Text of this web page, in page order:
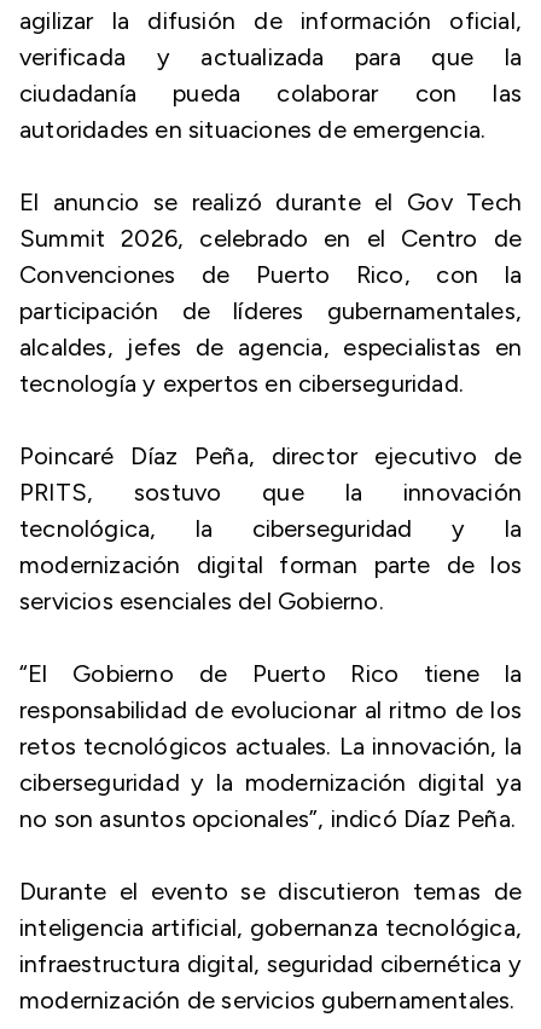
agilizar la difusión de información oficial,
verificada y actualizada para que la
ciudadanía pueda colaborar con las
autoridades en situaciones de emergencia.
El anuncio se realizó durante el Gov Tech
Summit 2026, celebrado en el Centro de
Convenciones de Puerto Rico, con la
participación de líderes gubernamentales,
alcaldes, jefes de agencia, especialistas en
tecnología y expertos en ciberseguridad.
Poincaré Díaz Peña, director ejecutivo de
PRITS, sostuvo que la innovación
tecnológica, la ciberseguridad y la
modernización digital forman parte de los
servicios esenciales del Gobierno.
“El Gobierno de Puerto Rico tiene la
responsabilidad de evolucionar al ritmo de los
retos tecnológicos actuales. La innovación, la
ciberseguridad y la modernización digital ya
no son asuntos opcionales”, indicó Díaz Peña.
Durante el evento se discutieron temas de
inteligencia artificial, gobernanza tecnológica,
infraestructura digital, seguridad cibernética y
modernización de servicios gubernamentales.